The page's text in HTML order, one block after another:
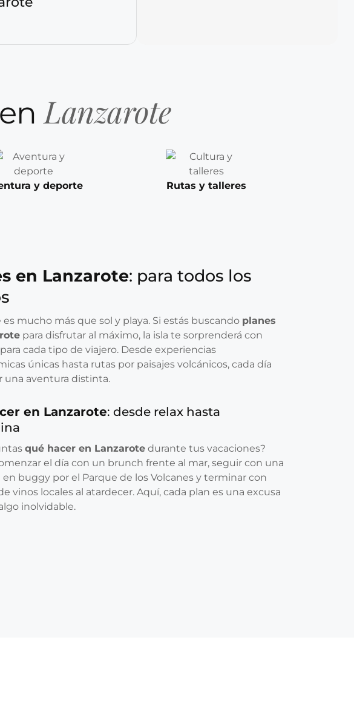
Lanzarote
y deporte
Rutas y talleres
en Lanzarote: para todos los
es mucho más que sol y playa. Si estás buscando planes
para disfrutar al máximo, la isla te sorprenderá con
cada tipo de viajero. Desde experiencias
únicas hasta rutas por paisajes volcánicos, cada día
una aventura distinta.
en Lanzarote: desde relax hasta
qué hacer en Lanzarote durante tus vacaciones?
el día con un brunch frente al mar, seguir con una
buggy por el Parque de los Volcanes y terminar con
vinos locales al atardecer. Aquí, cada plan es una excusa
inolvidable.